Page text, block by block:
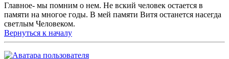
Главное- мы помним о нем. Не вский человек остается в
памяти на многое годы. В мей памяти Витя останется насегда
светлым Человеком.
Вернуться к началу